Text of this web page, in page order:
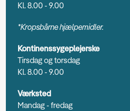
Kl. 8.00 - 9.00
*Kropsbårne hjælpemidler.
Kontinenssygeplejerske
Tirsdag og torsdag
Kl. 8.00 - 9.00
Værksted
Mandag - fredag